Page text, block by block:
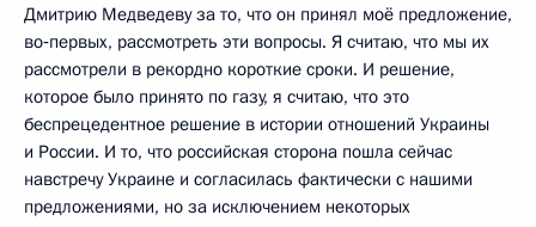
Дмитрию Медведеву за то, что он принял моё предложение,
во‑первых, рассмотреть эти вопросы. Я считаю, что мы их
рассмотрели в рекордно короткие сроки. И решение,
которое было принято по газу, я считаю, что это
беспрецедентное решение в истории отношений Украины
и России. И то, что российская сторона пошла сейчас
навстречу Украине и согласилась фактически с нашими
предложениями, но за исключением некоторых